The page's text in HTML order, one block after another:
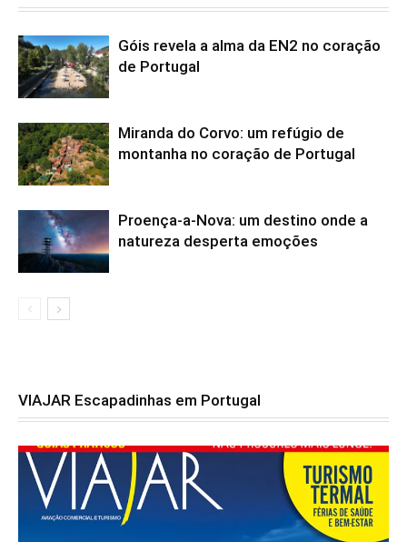
Góis revela a alma da EN2 no coração
de Portugal
Miranda do Corvo: um refúgio de
montanha no coração de Portugal
Proença-a-Nova: um destino onde a
natureza desperta emoções
VIAJAR Escapadinhas em Portugal